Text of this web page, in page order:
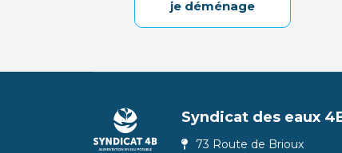
je déménage
Syndicat des eaux
73 Route de Brioux